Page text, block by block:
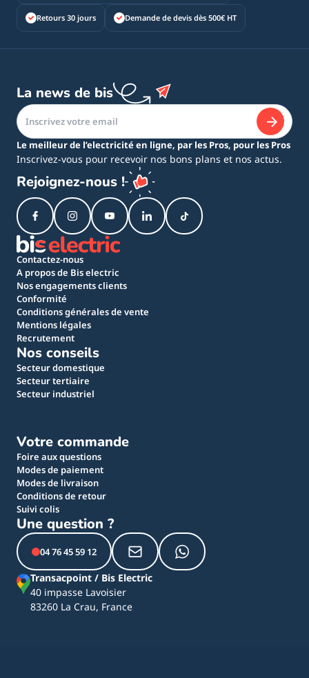
Retours 30 jours Demande de devis dès 500€ HT
La news de bis
Le meilleur de l’electricité en ligne, par les Pros, pour les Pros
Inscrivez-vous pour recevoir nos bons plans et nos actus.
Rejoignez-nous !
Contactez-nous
A propos de Bis electric
Nos engagements clients
Conformité
Conditions générales de vente
Mentions légales
Recrutement
Nos conseils
Secteur domestique
Secteur tertiaire
Secteur industriel
Votre commande
Foire aux questions
Modes de paiement
Modes de livraison
Conditions de retour
Suivi colis
Une question ?
04 76 45 59 12
Transacpoint / Bis Electric
40 impasse Lavoisier
83260 La Crau, France